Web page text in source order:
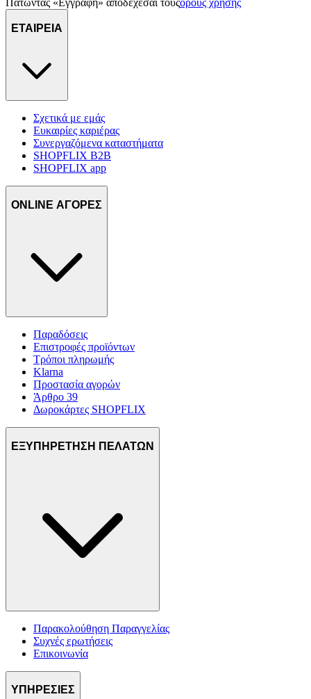
Πατώντας «Εγγραφή» αποδέχεσαι τουςόρους χρήσης
ΕΤΑΙΡΕΙΑ
Σχετικά με εμάς
Ευκαιρίες καριέρας
Συνεργαζόμενα καταστήματα
SHOPFLIX B2B
SHOPFLIX app
ONLINE ΑΓΟΡΕΣ
Παραδόσεις
Επιστροφές προϊόντων
Τρόποι πληρωμής
Klarna
Προστασία αγορών
Άρθρο 39
Δωροκάρτες SHOPFLIX
ΕΞΥΠΗΡΕΤΗΣΗ ΠΕΛΑΤΩΝ
Παρακολούθηση Παραγγελίας
Συχνές ερωτήσεις
Επικοινωνία
ΥΠΗΡΕΣΙΕΣ